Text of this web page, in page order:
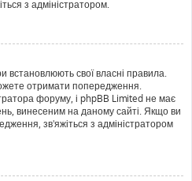
з адміністратором.
встановлюють свої власні правила.
отримати попередження.
форуму, і phpBB Limited не має
винесеним на даному сайті. Якщо ви
зв'яжіться з адміністратором